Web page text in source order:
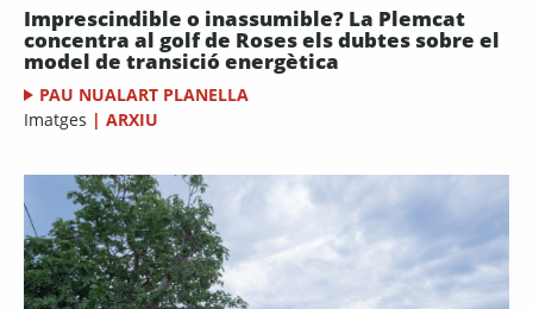
Imprescindible o inassumible? La Plemcat
concentra al golf de Roses els dubtes sobre el
model de transició energètica
PAU NUALART PLANELLA
Imatges | ARXIU